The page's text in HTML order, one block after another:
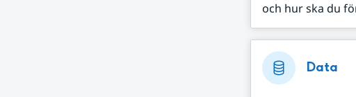
och hur ska du
Data